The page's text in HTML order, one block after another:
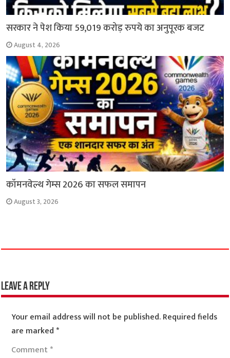
सरकार ने पेश किया 59,019 करोड़ रुपये का अनुपूरक बजट
August 4, 2026
कॉमनवेल्थ गेम्स 2026 का सफल समापन
August 3, 2026
Leave a Reply
Your email address will not be published.Required fields
are marked*
Comment*